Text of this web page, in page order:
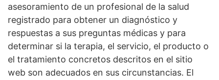
asesoramiento de un profesional de la salud
registrado para obtener un diagnóstico y
respuestas a sus preguntas médicas y para
determinar si la terapia, el servicio, el producto o
el tratamiento concretos descritos en el sitio
web son adecuados en sus circunstancias. El